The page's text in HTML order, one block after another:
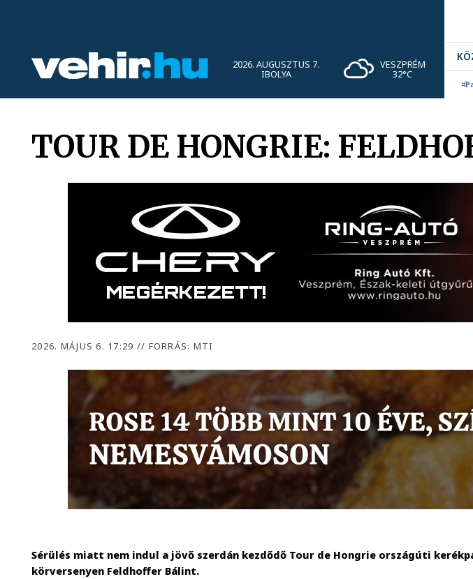
2026. AUGUSZTUS 7.
IBOLYA
VESZPRÉM
32°C
TOUR DE HONGRIE:
2026. MÁJUS 6. 17:29 // FORRÁS: MTI
Sérülés miatt nem indul a jövő szerdán kezdődő Tour de Hongrie országúti
körversenyen Feldhoffer Bálint.